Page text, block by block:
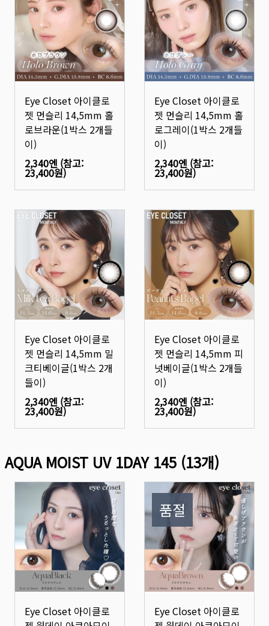
Eye Closet 아이클로
젯 먼슬리 14,5mm 홀
로브라운(1박스 2개들
이)
2,340엔 (참고:
23,400원)
Eye Closet 아이클로
젯 먼슬리 14,5mm 홀
로그레이(1박스 2개들
이)
2,340엔 (참고:
23,400원)
Eye Closet 아이클로
젯 먼슬리 14,5mm 밀
크티베이글(1박스 2개
들이)
2,340엔 (참고:
23,400원)
Eye Closet 아이클로
젯 먼슬리 14,5mm 피
넛베이글(1박스 2개들
이)
2,340엔 (참고:
23,400원)
AQUA MOIST UV 1DAY 145 (13개)
Eye Closet 아이클로
품절
Eye Closet 아이클로